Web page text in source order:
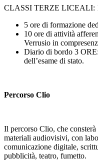
CLASSI TERZE LICEALI:
5 ore di formazione
10 ore di attività
Verrusio in
Diario di bordo 3
dell’esame di stato.
Percorso Clio
Il percorso Clio, che
materiali audiovisivi, con
comunicazione digitale,
pubblicità, teatro, fumetto.